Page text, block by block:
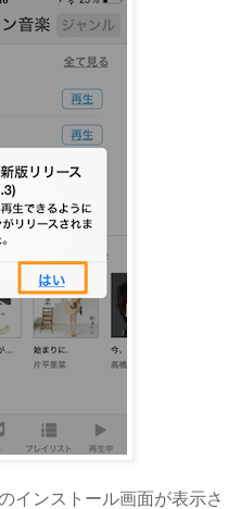
インストール画面が表示さ